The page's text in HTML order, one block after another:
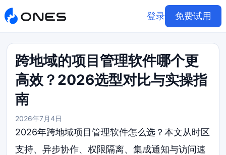
登录 免费试用
跨地域的项目管理软件哪个更
高效？2026选型对比与实操指
南
2026年7月4日
2026年跨地域项目管理软件怎么选？本文从时区
支持、异步协作、权限隔离、集成通知与访问速